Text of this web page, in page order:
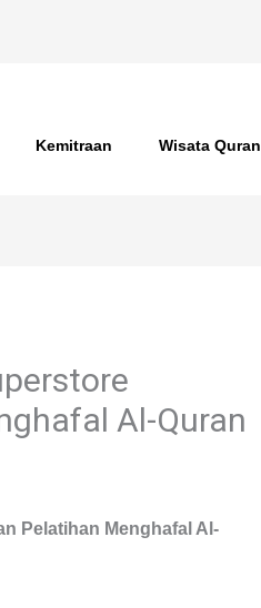
Kemitraan Wisata Quran
Al-Quran
Pelatihan Menghafal Al-